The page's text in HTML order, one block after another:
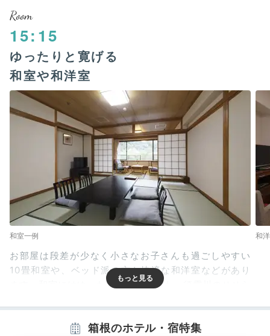
Room
15:15
ゆったりと寛げる
和室や和洋室
和室一例 和
お部屋は段差が少なく小さなお子さんも過ごしやすい
10畳和室や、ベッド派の方も快適な和洋室などがあり
ます。和室にはゆったりとした広縁も。須雲川のせせら
よ。
箱根のホテル・宿特集